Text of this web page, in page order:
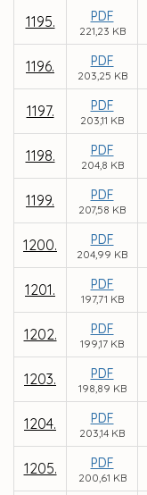
1195. PDF
221,23 KB
1196. PDF
203,25 KB
1197. PDF
203,11 KB
1198. PDF
204,8 KB
1199. PDF
207,58 KB
1200. PDF
204,99 KB
1201. PDF
197,71 KB
1202. PDF
199,17 KB
1203. PDF
198,89 KB
1204. PDF
203,14 KB
1205. PDF
200,61 KB